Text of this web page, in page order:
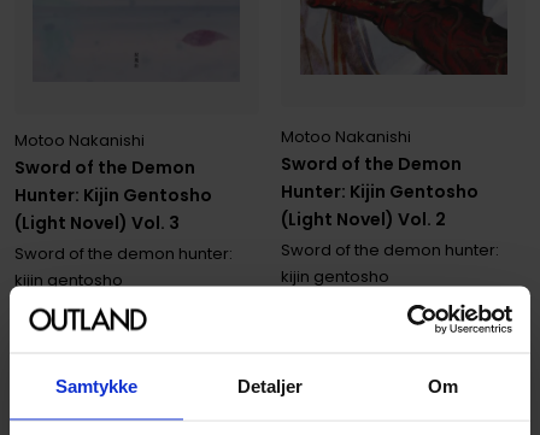
Samtykke Detaljer Om
Sword of the Demon
Hunter: Kijin Gentosho
(Light Novel) Vol. 3
Motoo Nakanishi
Sword of the demon hunter:
kijin gentosho
Paperback · Engelsk
Sword of the Demon
Hunter: Kijin Gentosho
(Light Novel) Vol. 2
Motoo Nakanishi
Sword of the demon hunter:
kijin gentosho
Paperback · Engelsk
189 189